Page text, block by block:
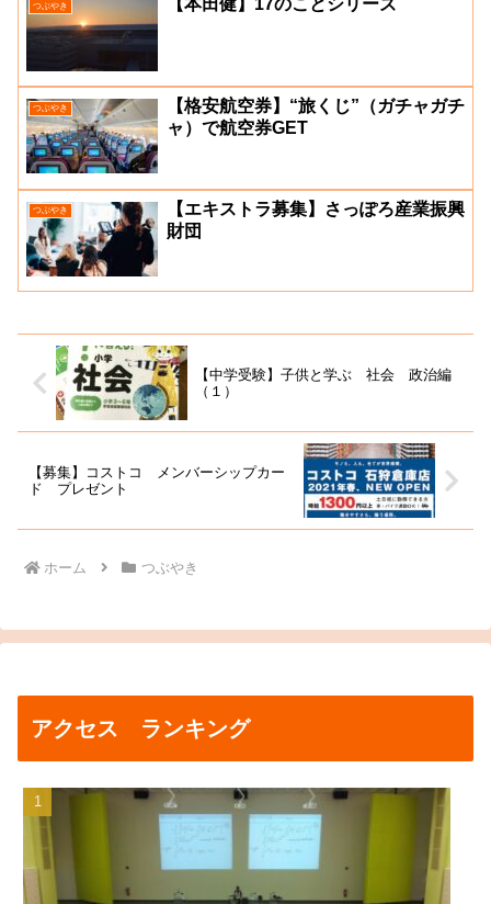
つぶやき
つぶやき
【格安航空券】“旅くじ”（ガチャガチ
ャ）で航空券GET
つぶやき
【エキストラ募集】さっぽろ産業振興
財団
【中学受験】子供と学ぶ 社会 政治編
（１）
【募集】コストコ メンバーシップカー
ド プレゼント
ホーム つぶやき
アクセス ランキング